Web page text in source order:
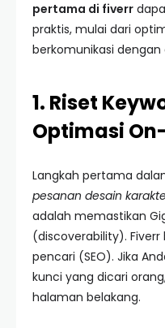
pertama di fiverr
praktis, mulai dari
berkomunikasi
1. Riset
Optimasi
Langkah pertama
pesanan desain
adalah memastikan
(discoverability).
pencari (SEO). Jika
kunci yang dicari
halaman belakang.